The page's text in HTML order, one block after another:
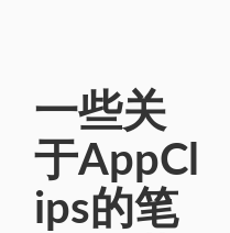
一些关
于AppCl
ips的笔